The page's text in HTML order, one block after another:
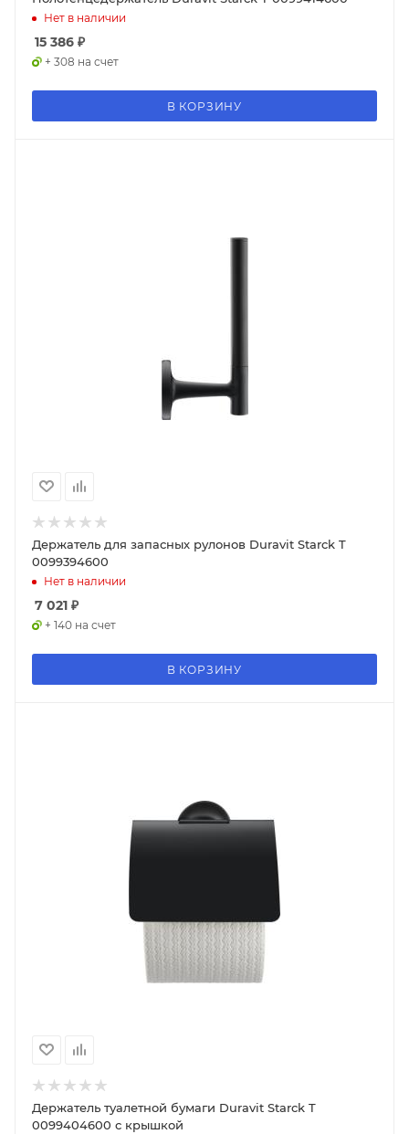
Нет в наличии
15 386 ₽
+ 308 на счет
В КОРЗИНУ
Держатель для запасных рулонов Duravit Starck T
0099394600
Нет в наличии
7 021 ₽
+ 140 на счет
В КОРЗИНУ
Держатель туалетной бумаги Duravit Starck T
0099404600 с крышкой